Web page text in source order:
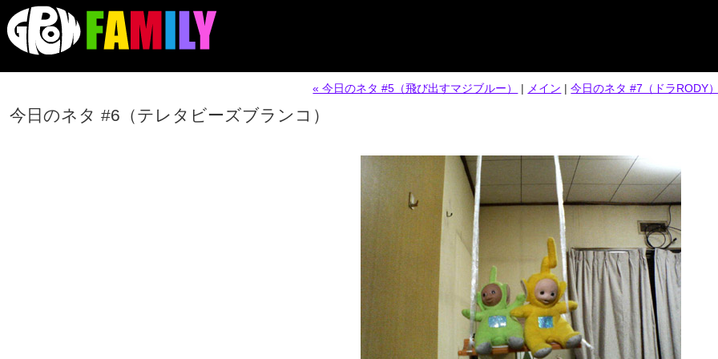
« 今日のネタ #5（飛び出すマジブルー） | メイン |今日のネタ #7（ドラRODY
今日のネタ #6（テレタビーズブランコ）